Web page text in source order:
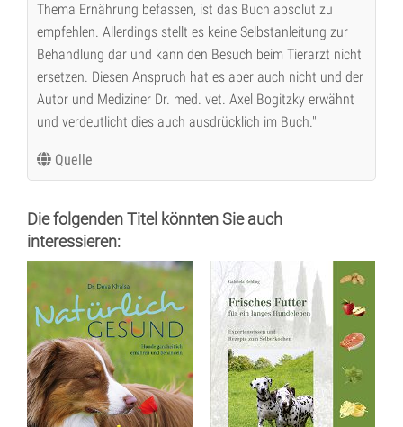
Thema Ernährung befassen, ist das Buch absolut zu
empfehlen. Allerdings stellt es keine Selbstanleitung zur
Behandlung dar und kann den Besuch beim Tierarzt nicht
ersetzen. Diesen Anspruch hat es aber auch nicht und der
Autor und Mediziner Dr. med. vet. Axel Bogitzky erwähnt
und verdeutlicht dies auch ausdrücklich im Buch."
Quelle
Die folgenden Titel könnten Sie auch
interessieren: